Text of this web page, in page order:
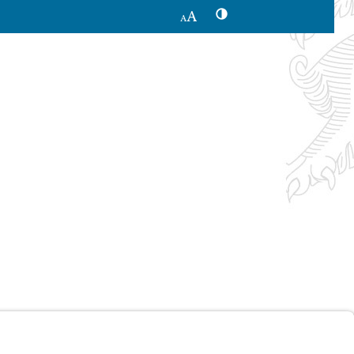
SchriftgrößeKontrastwechsel